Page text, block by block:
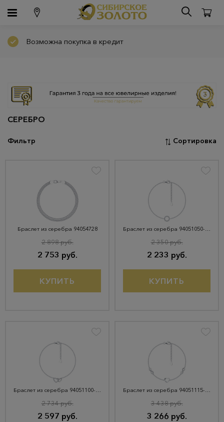
Возможна покупка в кредит
СЕРЕБРО
Фильтр Сортировка
Браслет из серебра 94054728
2 753 руб.
2 898 руб.
КУПИТЬ
Браслет из серебра 94051050-91
2 233 руб.
2 350 руб.
КУПИТЬ
Браслет из серебра 94051100-91
2 597 руб.
2 734 руб.
Браслет из серебра 94051115-91
3 266 руб.
3 438 руб.